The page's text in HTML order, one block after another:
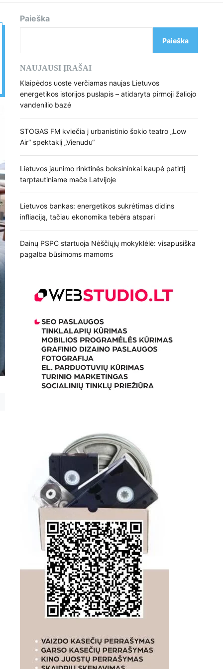
d
Paieška
Paieška
NAUJAUSI ĮRAŠAI
Klaipėdos uoste verčiamas naujas Lietuvos
energetikos istorijos puslapis – atidaryta pirmoji žaliojo
vandenilio bazė
STOGAS FM kviečia į urbanistinio šokio teatro „Low
Air“ spektaklį „Vienudu“
Lietuvos jaunimo rinktinės boksininkai kaupė patirtį
tarptautiniame mače Latvijoje
Lietuvos bankas: energetikos sukrėtimas didins
infliaciją, tačiau ekonomika tebėra atspari
Dainų PSPC startuoja Nėščiųjų mokyklėlė: visapusiška
pagalba būsimoms mamoms